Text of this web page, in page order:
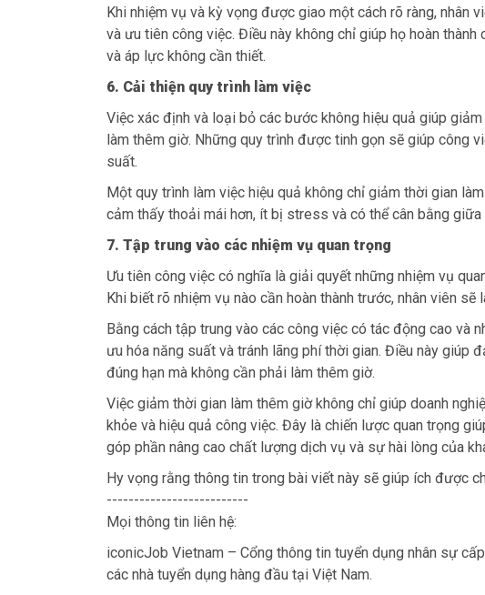
Khi nhiệm vụ và kỳ vọng được giao một cách rõ ràng, nhân
và ưu tiên công việc. Điều này không chỉ giúp họ hoàn
và áp lực không cần thiết.
6. Cải thiện quy trình làm việc
Việc xác định và loại bỏ các bước không hiệu quả giúp
làm thêm giờ. Những quy trình được tinh gọn sẽ giúp công
suất.
Một quy trình làm việc hiệu quả không chỉ giảm thời gian
cảm thấy thoải mái hơn, ít bị stress và có thể cân bằng
7. Tập trung vào các nhiệm vụ quan trọng
Ưu tiên công việc có nghĩa là giải quyết những nhiệm vụ
Khi biết rõ nhiệm vụ nào cần hoàn thành trước, nhân viên sẽ
Bằng cách tập trung vào các công việc có tác động cao và
ưu hóa năng suất và tránh lãng phí thời gian. Điều này giúp
đúng hạn mà không cần phải làm thêm giờ.
Việc giảm thời gian làm thêm giờ không chỉ giúp doanh
khỏe và hiệu quả công việc. Đây là chiến lược quan trọng
góp phần nâng cao chất lượng dịch vụ và sự hài lòng của
Hy vọng rằng thông tin trong bài viết này sẽ giúp ích được
--------------------------
Mọi thông tin liên hệ:
iconicJob Vietnam – Cổng thông tin tuyển dụng nhân sự
các nhà tuyển dụng hàng đầu tại Việt Nam.